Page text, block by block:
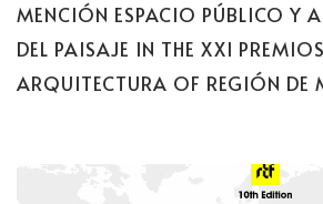
MENCIÓN ESPACIO PÚBLICO Y
DEL PAISAJE IN THE XXI
ARQUITECTURA OF REGIÓN DE